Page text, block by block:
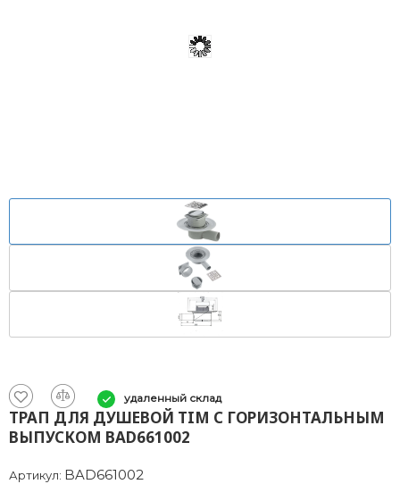
удаленный склад
ТРАП ДЛЯ ДУШЕВОЙ TIM С ГОРИЗОНТАЛЬНЫМ
ВЫПУСКОМ BAD661002
Артикул: BAD661002